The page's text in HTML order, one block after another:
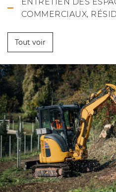
COMMERCIAUX,
Tout voir